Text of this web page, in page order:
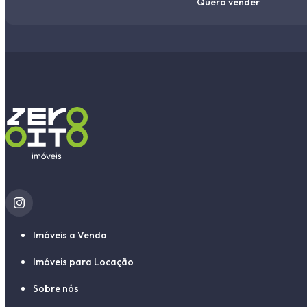
Imóveis a Venda
Imóveis para Locação
Sobre nós